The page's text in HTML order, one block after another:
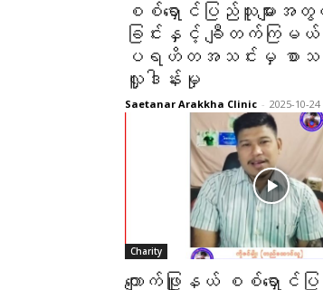
စစ်ရှောင်ပြည်သူများအ
ခြင်းနှင့် ချီတက်ကြ
ပရဟိတအသင်းမှ စာသင်က
လှူဒါန်းမှု
Saetanar Arakkha Clinic - 2025-10-24
Charity
ကျောက်ဖြူနယ် စစ်ရှောင်ပြ